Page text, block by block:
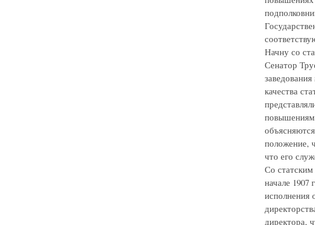
Начну со
Сенатор
качества
положение,
что его
Со
начале 1907
исполнения
директора,